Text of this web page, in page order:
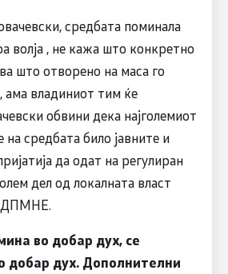
средбата поминала
волја , не кажа што конкретно
што отворено на маса го
владиниот тим ќе
обвини дека најголемиот
на средбата било јавните и
да одат на регулиран
дел од локалната власт
ДПМНЕ.
во добар дух, се
добар дух. Дополнителни